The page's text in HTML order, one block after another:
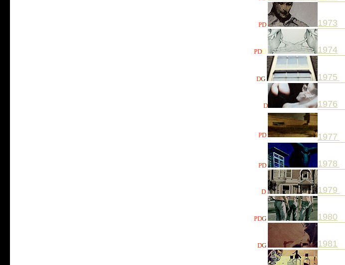
PD 1973
PDO 1974
DG 1975
D 1976
PD 1977
PD 1978
D 1979
PDG 1980
DG 1981